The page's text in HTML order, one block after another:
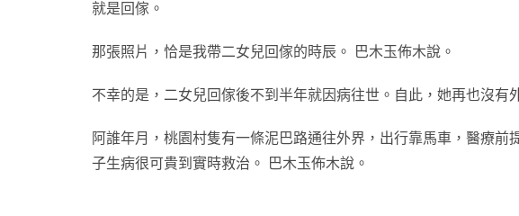
就是回傢。
那張照片，恰是我帶二女兒回傢的時辰。 巴木玉佈木說。
不幸的是，二女兒回傢後不到半年就因病往世。自此，她再也沒
阿誰年月，桃園村隻有一條泥巴路通往外界，出行靠馬車，醫療
子生病很可貴到實時救治。 巴木玉佈木說。